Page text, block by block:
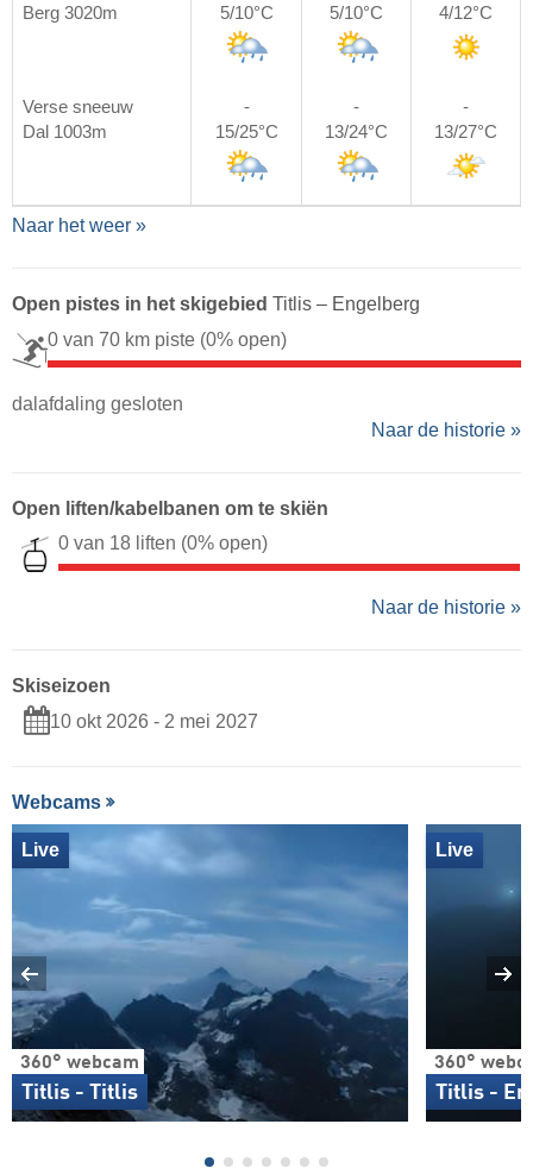
Berg 3020m
5/10°C
5/10°C
4/12°C
Verse sneeuw
Dal 1003m
-
15/25°C
-
13/24°C
-
13/27°C
Naar het weer »
Open pistes in het skigebied Titlis – Engelberg
0 van 70 km piste (0% open)
dalafdaling gesloten
Naar de historie »
Open liften/kabelbanen om te skiën
0 van 18 liften (0% open)
Naar de historie »
Skiseizoen
10 okt 2026 - 2 mei 2027
Webcams
360° webcam
Titlis - Titlis
Live
360°
Titlis -
Live